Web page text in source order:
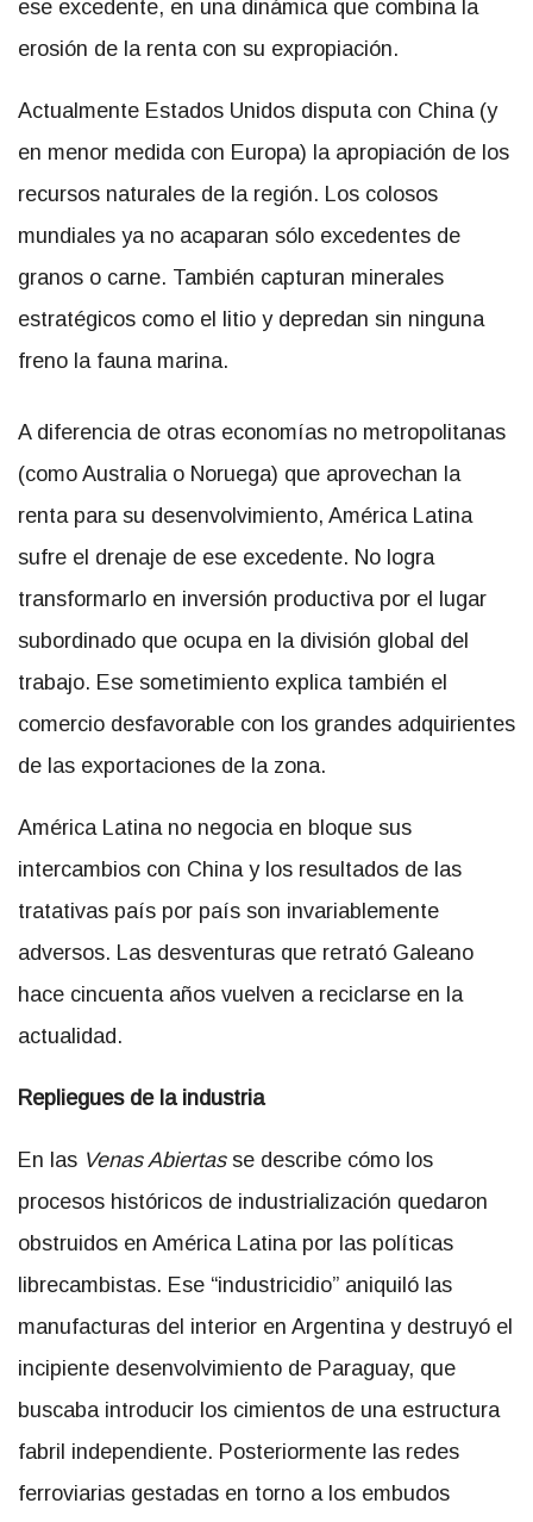
ese excedente, en una dinámica que combina la
erosión de la renta con su expropiación.
Actualmente Estados Unidos disputa con China (y
en menor medida con Europa) la apropiación de los
recursos naturales de la región. Los colosos
mundiales ya no acaparan sólo excedentes de
granos o carne. También capturan minerales
estratégicos como el litio y depredan sin ninguna
freno la fauna marina.
A diferencia de otras economías no metropolitanas
(como Australia o Noruega) que aprovechan la
renta para su desenvolvimiento, América Latina
sufre el drenaje de ese excedente. No logra
transformarlo en inversión productiva por el lugar
subordinado que ocupa en la división global del
trabajo. Ese sometimiento explica también el
comercio desfavorable con los grandes adquirientes
de las exportaciones de la zona.
América Latina no negocia en bloque sus
intercambios con China y los resultados de las
tratativas país por país son invariablemente
adversos. Las desventuras que retrató Galeano
hace cincuenta años vuelven a reciclarse en la
actualidad.
Repliegues de la industria
En las Venas Abiertasse describe cómo los
procesos históricos de industrialización quedaron
obstruidos en América Latina por las políticas
librecambistas. Ese “industricidio” aniquiló las
manufacturas del interior en Argentina y destruyó el
incipiente desenvolvimiento de Paraguay, que
buscaba introducir los cimientos de una estructura
fabril independiente. Posteriormente las redes
ferroviarias gestadas en torno a los embudos